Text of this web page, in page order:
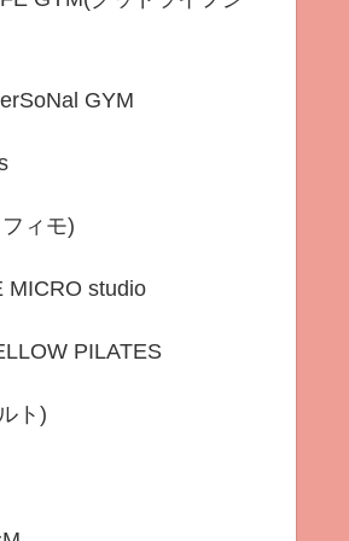
GYM
ィモ)
MICRO studio
PILATES
ト)